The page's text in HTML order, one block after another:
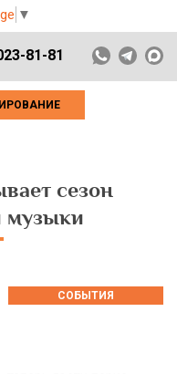
▼
81-81
сезон
музыки
СОБЫТИЯ